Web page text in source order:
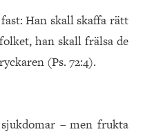
Han skall skaffa rätt
han skall frälsa de
(Ps. 72:4).
– men frukta